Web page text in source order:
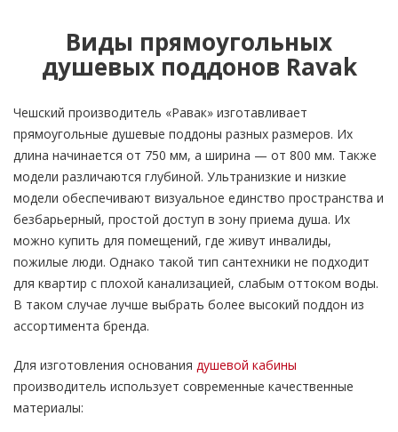
Виды прямоугольных
душевых поддонов Ravak
Чешский производитель «Равак» изготавливает
прямоугольные душевые поддоны разных размеров. Их
длина начинается от 750 мм, а ширина — от 800 мм. Также
модели различаются глубиной. Ультранизкие и низкие
модели обеспечивают визуальное единство пространства и
безбарьерный, простой доступ в зону приема душа. Их
можно купить для помещений, где живут инвалиды,
пожилые люди. Однако такой тип сантехники не подходит
для квартир с плохой канализацией, слабым оттоком воды.
В таком случае лучше выбрать более высокий поддон из
ассортимента бренда.
Для изготовления основания душевой кабины
производитель использует современные качественные
материалы: